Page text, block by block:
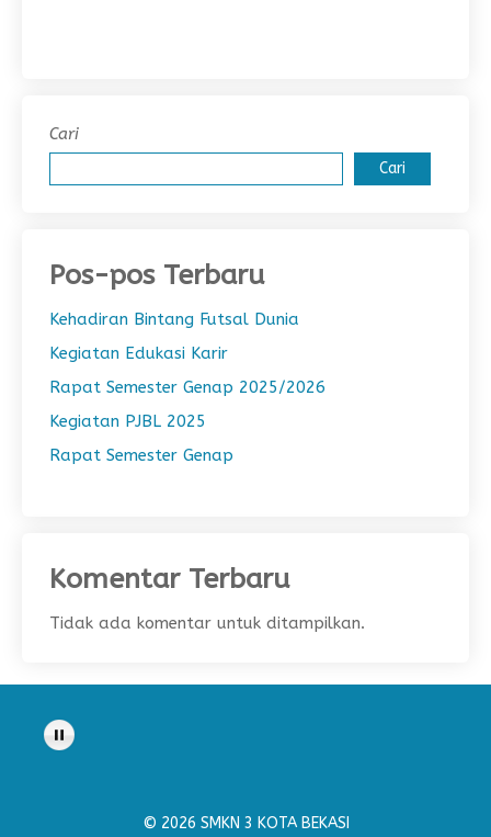
Cari
Cari
Pos-pos Terbaru
Kehadiran Bintang Futsal Dunia
Kegiatan Edukasi Karir
Rapat Semester Genap 2025/2026
Kegiatan PJBL 2025
Rapat Semester Genap
Komentar Terbaru
Tidak ada komentar untuk ditampilkan.
© 2026 SMKN 3 KOTA BEKASI